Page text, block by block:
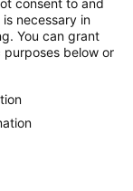
consent to and
necessary in
You can grant
below or